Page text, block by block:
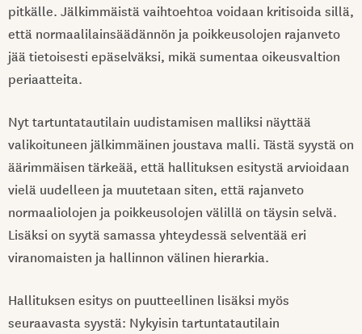
pitkälle. Jälkimmäistä vaihtoehtoa voidaan kritisoida sillä,
että normaalilainsäädännön ja poikkeusolojen rajanveto
jää tietoisesti epäselväksi, mikä sumentaa oikeusvaltion
periaatteita.
Nyt tartuntatautilain uudistamisen malliksi näyttää
valikoituneen jälkimmäinen joustava malli. Tästä syystä on
äärimmäisen tärkeää, että hallituksen esitystä arvioidaan
vielä uudelleen ja muutetaan siten, että rajanveto
normaaliolojen ja poikkeusolojen välillä on täysin selvä.
Lisäksi on syytä samassa yhteydessä selventää eri
viranomaisten ja hallinnon välinen hierarkia.
Hallituksen esitys on puutteellinen lisäksi myös
seuraavasta syystä: Nykyisin tartuntatautilain